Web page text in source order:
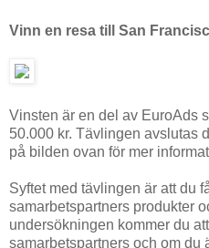
Vinn en resa till San
Vinsten är en del av EuroAds
50.000 kr. Tävlingen avslutas
på bilden ovan för mer
Syftet med tävlingen är att du
samarbetspartners produkter
undersökningen kommer du
samarbetspartners och om du